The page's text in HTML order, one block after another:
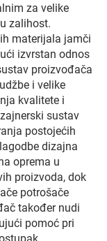
za velike
zalihost.
materijala jamči
izvrstan odnos
proizvođača
i velike
kvalitete i
sustav
postojećih
dizajna
oprema u
proizvoda, dok
potrošače
također nudi
pomoć pri